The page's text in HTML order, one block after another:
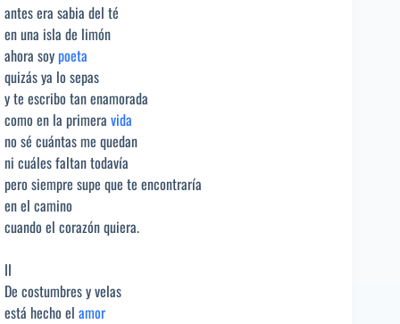
antes era sabia del té
en una isla de limón
ahora soypoeta
quizás ya lo sepas
y te escribo tan enamorada
como en la primera vida
no sé cuántas me quedan
ni cuáles faltan todavía
pero siempre supe que te encontraría
en el camino
cuando el corazón quiera.
II
De costumbres y velas
está hecho el amor